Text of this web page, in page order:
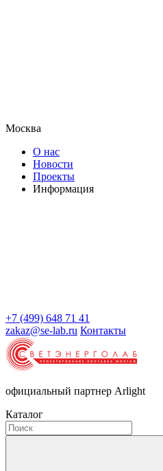
Москва
О нас
Новости
Проекты
Информация
+7 (499) 648 71 41
zakaz@se-lab.ru Контакты
официальный партнер Arlight
Каталог